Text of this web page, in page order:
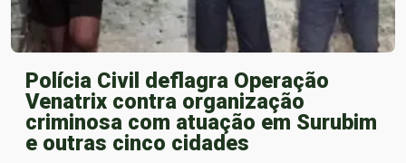
Polícia Civil deflagra Operação
Venatrix contra organização
criminosa com atuação em Surubim
e outras cinco cidades